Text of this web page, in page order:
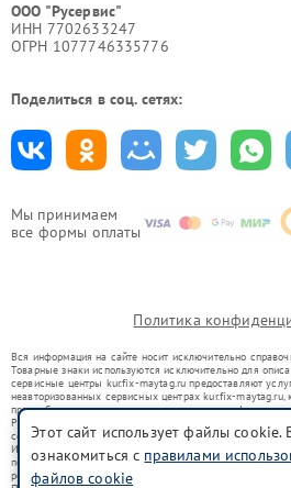
Мы принимаем
все формы оплаты
ООО "Русервис"
ИНН 7702633247
ОГРН 1077746335776
Поделиться в соц. сетях:
Политика
Вся информация на сайте носит исключительно
Товарные знаки используются исключительно для
сервисные центры kur.fix-maytag.ru предоставляют
неавторизованных сервисных центрах kur.fix-maytag.ru,
правообладателями товарных знаков или их
Ремонт осуществляется для устройств, уже введенных в
со статьей 1487 ГК РФ.
Использование товарных знаков не преследует цели
потребителей в заблуждение, а служит для
ремонту техники указанных брендов.
Этот сайт использует файлы cookie.
ознакомиться с правилами
файлов cookie